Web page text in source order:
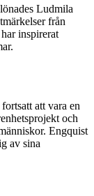
Ludmila
från
inspirerat
att vara en
och
Engquist
av sina